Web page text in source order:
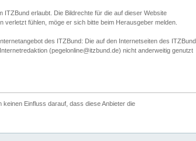
ITZBund erlaubt. Die Bildrechte für die auf dieser Website
fühlen, möge er sich bitte beim Herausgeber melden.
des ITZBund: Die auf den Internetseiten des ITZBund
(pegelonline@itzbund.de) nicht anderweitig genutzt
Einfluss darauf, dass diese Anbieter die